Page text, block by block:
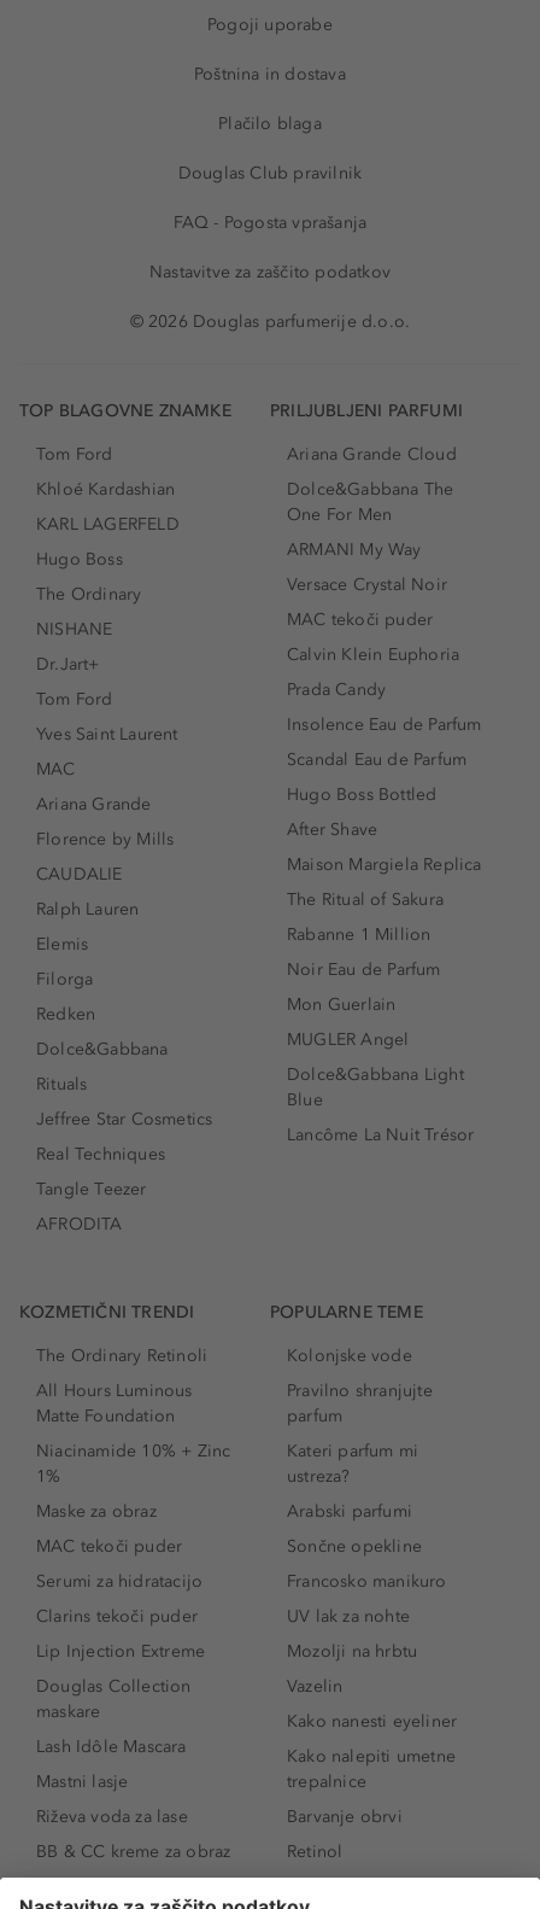
Pogoji uporabe
Poštnina in dostava
Plačilo blaga
Douglas Club pravilnik
FAQ - Pogosta vprašanja
Nastavitve za zaščito podatkov
© 2026 Douglas parfumerije d.o.o.
TOP BLAGOVNE ZNAMKE
Tom Ford
Khloé Kardashian
KARL LAGERFELD
Hugo Boss
The Ordinary
NISHANE
Dr.Jart+
Tom Ford
Yves Saint Laurent
MAC
Ariana Grande
Florence by Mills
CAUDALIE
Ralph Lauren
Elemis
Filorga
Redken
Dolce&Gabbana
Rituals
Jeffree Star Cosmetics
Real Techniques
Tangle Teezer
AFRODITA
PRILJUBLJENI PARFUMI
Ariana Grande Cloud
Dolce&Gabbana The
One For Men
ARMANI My Way
Versace Crystal Noir
MAC tekoči puder
Calvin Klein Euphoria
Prada Candy
Insolence Eau de Parfum
Scandal Eau de Parfum
Hugo Boss Bottled
After Shave
Maison Margiela Replica
The Ritual of Sakura
Rabanne 1 Million
Noir Eau de Parfum
Mon Guerlain
MUGLER Angel
Dolce&Gabbana Light
Blue
Lancôme La Nuit Trésor
KOZMETIČNI TRENDI
The Ordinary Retinoli
All Hours Luminous
Matte Foundation
Niacinamide 10% + Zinc
1%
Maske za obraz
MAC tekoči puder
Serumi za hidratacijo
Clarins tekoči puder
Lip Injection Extreme
Douglas Collection
maskare
Lash Idôle Mascara
Mastni lasje
Riževa voda za lase
BB & CC kreme za obraz
POPULARNE TEME
Kolonjske vode
Pravilno shranjujte
parfum
Kateri parfum mi
ustreza?
Arabski parfumi
Sončne opekline
Francosko manikuro
UV lak za nohte
Mozolji na hrbtu
Vazelin
Kako nanesti eyeliner
Kako nalepiti umetne
trepalnice
Barvanje obrvi
Retinol